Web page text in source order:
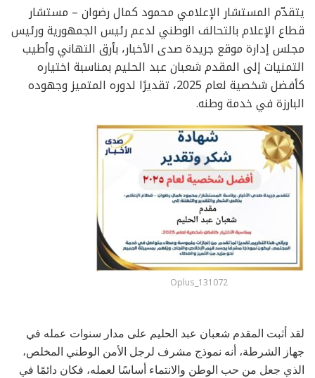
يتقدّم المستشار الإعلامي محمود كمال رضوان – مستشار
قطاع الإعلام بالتحالف الوطني لدعم رئيس الجمهورية ورئيس
مجلس إدارة موقع جريدة صدى الأخبار، بأرق التهاني وأطيب
التمنيات إلى المقدم شعبان عبد الحليم بمناسبة اختياره
كأفضل شخصية لعام 2025، تقديرًا لدوره المتميز وجهوده
البارزة في خدمة وطنه.
Oplus_131072
لقد أثبت المقدم شعبان عبد الحليم على مدار سنوات عمله في
جهاز الشرطة، أنه نموذج مشرف لرجل الأمن الوطني المخلص،
الذي جعل من حب الوطن والانتماء أساسًا لعمله، فكان دائمًا في